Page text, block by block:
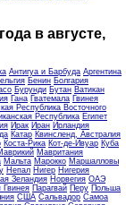
в августе,
Антигуа и Барбуда Аргентина
Бенин Болгария
Бурунди Бутан Ватикан
Гана Гватемала Гвинея
Республика Восточного
Республика Египет
Ирак Иран Ирландия
Катар Квинсленд, Австралия
Коста-Рика Кот-де-Ивуар Куба
Мавритания
Мальта Марокко Маршалловы
Непал Нигер Нигерия
Зеландия Норвегия ОАЭ
Гвинея Парагвай Перу Польша
США Сальвадор Самоа